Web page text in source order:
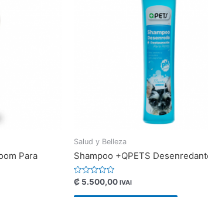
Para
Salud y Belleza
Shampoo +QPETS
Valorado
con
0
₡ 5.500,00 IVAI